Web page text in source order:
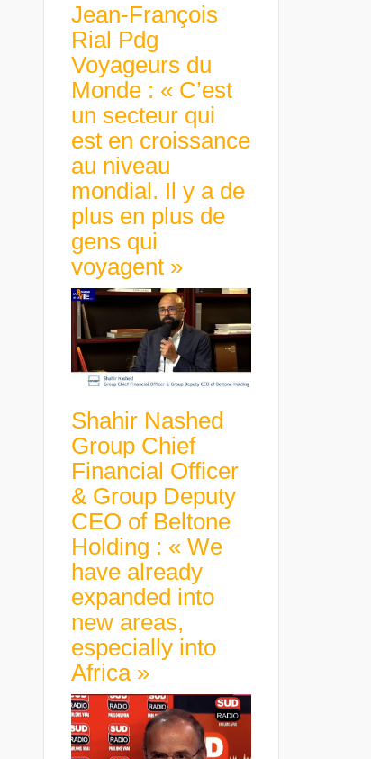
Jean-François
Rial Pdg
Voyageurs du
Monde : « C’est
un secteur qui
est en croissance
au niveau
mondial. Il y a de
plus en plus de
gens qui
voyagent »
Shahir Nashed
Group Chief
Financial Officer
& Group Deputy
CEO of Beltone
Holding : « We
have already
expanded into
new areas,
especially into
Africa »